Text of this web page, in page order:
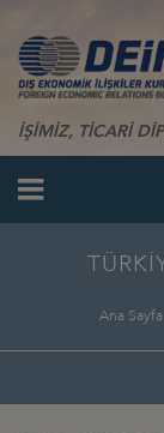
İŞİMİZ, TİCARİ
Ana Sayfa